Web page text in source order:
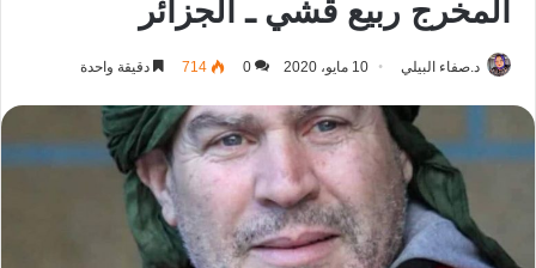
المخرج ربيع قشي ـ الجزائر
د.صفاء البيلي 10 مايو، 2020 0
714 دقيقة واحدة